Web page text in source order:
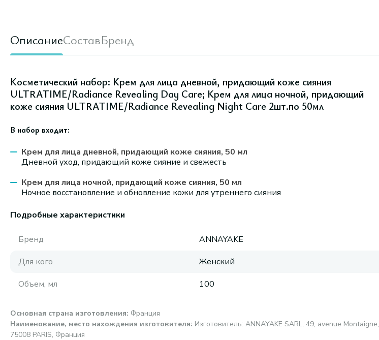
ОписаниеСоставБренд
Косметический набор: Крем для лица дневной, придающий коже сияния
ULTRATIME/Radiance Revealing Day Care; Крем для лица ночной, придающий
коже сияния ULTRATIME/Radiance Revealing Night Care 2шт.по 50мл
В набор входит:
Крем для лица дневной, придающий коже сияния, 50 мл
Дневной уход, придающий коже сияние и свежесть
Крем для лица ночной, придающий коже сияния, 50 мл
Ночное восстановление и обновление кожи для утреннего сияния
Подробные характеристики
Бренд
ANNAYAKE
Для кого
Женский
Объем, мл
100
Основная страна изготовления: Франция
Наименование, место нахождения изготовителя: Изготовитель: ANNAYAKE SARL, 49, avenue Montaigne,
75008 PARIS, Франция